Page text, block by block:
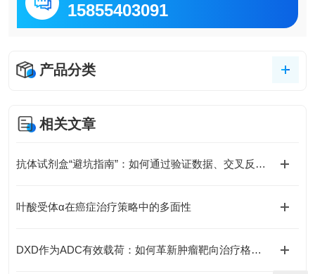
15855403091
产品分类
相关文章
抗体试剂盒“避坑指南”：如何通过验证数据、交叉反应率、批次稳定性选对产品？
叶酸受体α在癌症治疗策略中的多面性
DXD作为ADC有效载荷：如何革新肿瘤靶向治疗格局？